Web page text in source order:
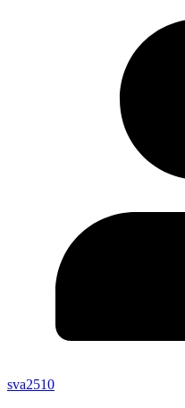
sva2510